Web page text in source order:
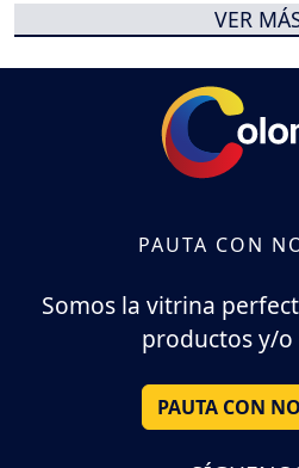
VER
PAUTA CON
Somos la vitrina
productos y/o
PAUTA CON